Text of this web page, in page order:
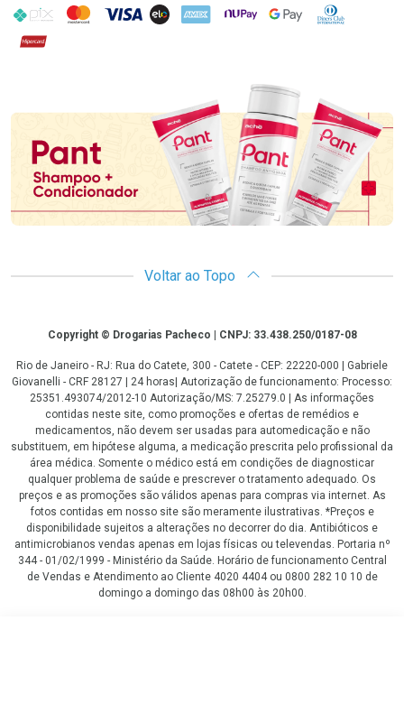
PIX MasterCard
VISA ELO AMEX NuPay Google PayDiners Club
Hipercard
Promoção em Destaque
Voltar ao Topo
CopyrightCopyright © Drogarias Pacheco | CNPJ: 33.438.250/0187-08
Rio de Janeiro - RJ: Rua do Catete, 300 - Catete - CEP: 22220-000 | Gabriele
Giovanelli - CRF 28127 | 24 horas| Autorização de funcionamento: Processo:
25351.493074/2012-10 Autorização/MS: 7.25279.0 | As informações
contidas neste site, como promoções e ofertas de remédios e
medicamentos, não devem ser usadas para automedicação e não
substituem, em hipótese alguma, a medicação prescrita pelo profissional da
área médica. Somente o médico está em condições de diagnosticar
qualquer problema de saúde e prescrever o tratamento adequado. Os
preços e as promoções são válidos apenas para compras via internet. As
fotos contidas em nosso site são meramente ilustrativas. *Preços e
disponibilidade sujeitos a alterações no decorrer do dia. Antibióticos e
antimicrobianos vendas apenas em lojas físicas ou televendas. Portaria nº
344 - 01/02/1999 - Ministério da Saúde. Horário de funcionamento Central
de Vendas e Atendimento ao Cliente 4020 4404 ou 0800 282 10 10 de
domingo a domingo das 08h00 às 20h00.